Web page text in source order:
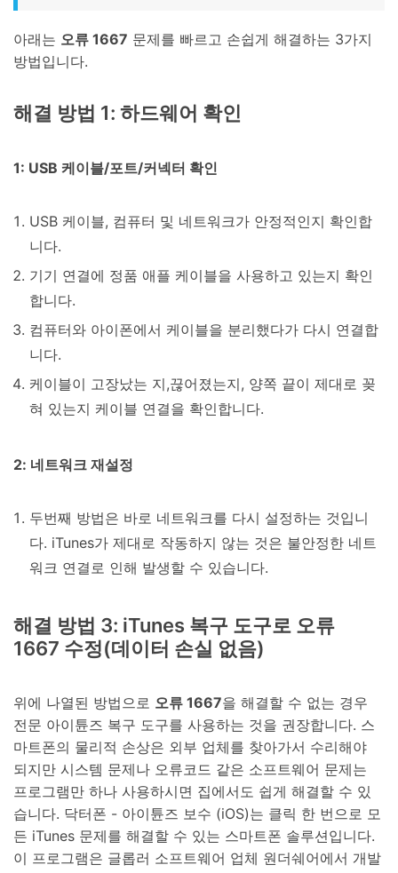
아래는 오류 1667 문제를 빠르고 손쉽게 해결하는 3가지
방법입니다.
해결 방법 1: 하드웨어 확인
1: USB 케이블/포트/커넥터 확인
USB 케이블, 컴퓨터 및 네트워크가 안정적인지 확인합
니다.
기기 연결에 정품 애플 케이블을 사용하고 있는지 확인
합니다.
컴퓨터와 아이폰에서 케이블을 분리했다가 다시 연결합
니다.
케이블이 고장났는 지,끊어졌는지, 양쪽 끝이 제대로 꽂
혀 있는지 케이블 연결을 확인합니다.
2: 네트워크 재설정
두번째 방법은 바로 네트워크를 다시 설정하는 것입니
다. iTunes가 제대로 작동하지 않는 것은 불안정한 네트
워크 연결로 인해 발생할 수 있습니다.
해결 방법 3: iTunes 복구 도구로 오류
1667 수정(데이터 손실 없음)
위에 나열된 방법으로 오류 1667을 해결할 수 없는 경우
전문 아이튠즈 복구 도구를 사용하는 것을 권장합니다. 스
마트폰의 물리적 손상은 외부 업체를 찾아가서 수리해야
되지만 시스템 문제나 오류코드 같은 소프트웨어 문제는
프로그램만 하나 사용하시면 집에서도 쉽게 해결할 수 있
습니다. 닥터폰 - 아이튠즈 보수 (iOS)는 클릭 한 번으로 모
든 iTunes 문제를 해결할 수 있는 스마트폰 솔루션입니다.
이 프로그램은 글롭러 소프트웨어 업체 원더쉐어에서 개발